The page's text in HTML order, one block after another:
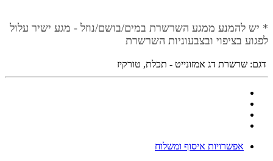
* יש להמנע ממגע השרשרת במים/בושם/נוזל - מגע ישיר עלול
לפגוע בציפוי ובצבעוניות השרשרת
דגם: שרשרת דג אמזונייט - תכלת, טורקיז
אפשרויות איסוף ומשלוח